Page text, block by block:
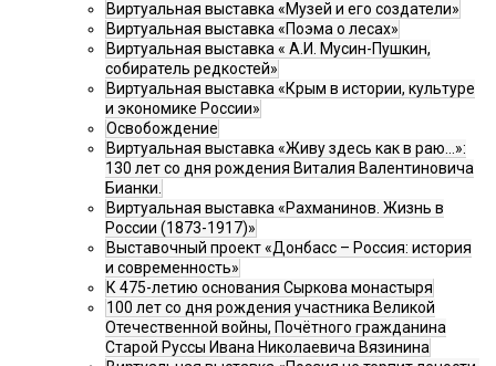
Виртуальная выставка «Музей и его создатели»
Виртуальная выставка «Поэма о лесах»
Виртуальная выставка « А.И. Мусин-Пушкин,
собиратель редкостей»
Виртуальная выставка «Крым в истории, культуре
и экономике России»
Освобождение
Виртуальная выставка «Живу здесь как в раю…»:
130 лет со дня рождения Виталия Валентиновича
Бианки.
Виртуальная выставка «Рахманинов. Жизнь в
России (1873-1917)»
Выставочный проект «Донбасс – Россия: история
и современность»
К 475-летию основания Сыркова монастыря
100 лет со дня рождения участника Великой
Отечественной войны, Почётного гражданина
Старой Руссы Ивана Николаевича Вязинина